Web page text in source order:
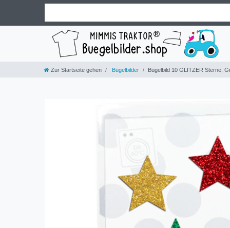
Zur Startseite gehen Bügelbilder Bügelbild 10 GLITZER Sterne,